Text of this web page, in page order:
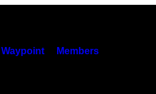
Waypoint Members